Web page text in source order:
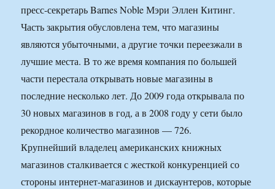
пресс-секретарь Barnes Noble Мэри Эллен Китинг.
Часть закрытия обусловлена тем, что магазины
являются убыточными, а другие точки переезжали в
лучшие места. В то же время компания по большей
части перестала открывать новые магазины в
последние несколько лет. До 2009 года открывала по
30 новых магазинов в год, а в 2008 году у сети было
рекордное количество магазинов — 726.
Крупнейший владелец американских книжных
магазинов сталкивается с жесткой конкуренцией со
стороны интернет-магазинов и дискаунтеров, которые